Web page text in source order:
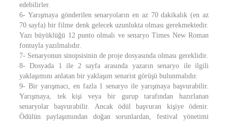
edebilirler.
6- Yarışmaya gönderilen senaryoların en az 70 dakikalık (en az
70 sayfa) bir filme denk gelecek uzunlukta olması gerekmektedir.
Yazı büyüklüğü 12 punto olmalı ve senaryo Times New Roman
fontuyla yazılmalıdır.
7- Senaryonun sinopsisinin de proje dosyasında olması gereklidir.
8- Dosyada 1 ile 2 sayfa arasında yazarın senaryo ile ilgili
yaklaşımını anlatan bir yaklaşım senarist görüşü bulunmalıdır.
9- Bir yarışmacı, en fazla 1 senaryo ile yarışmaya başvurabilir.
Yarışmaya, tek kişi veya bir gurup tarafından hazırlanan
senaryolar başvurabilir. Ancak ödül başvuran kişiye ödenir.
Ödülün paylaşımından doğan sorunlardan, festival yönetimi